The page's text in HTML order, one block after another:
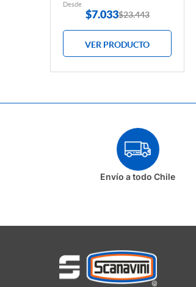
Desde
$7.033$23.443
VER PRODUCTO
Envío a todo Chile